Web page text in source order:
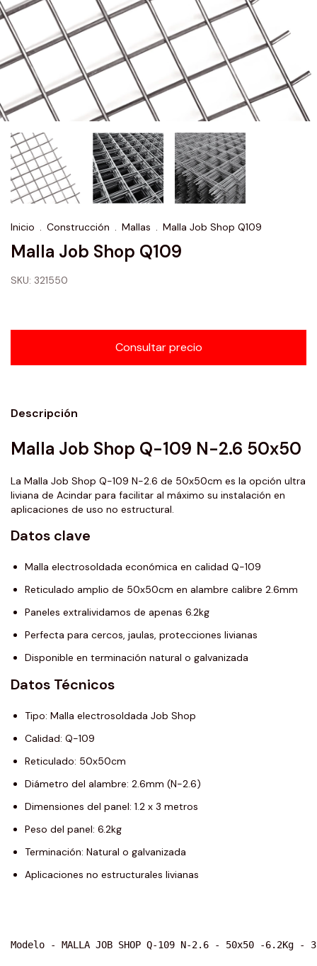
Inicio . Construcción . Mallas . Malla Job Shop Q109
Malla Job Shop Q109
SKU: 321550
Descripción
Malla Job Shop Q-109 N-2.6 50x50
La Malla Job Shop Q-109 N-2.6 de 50x50cm es la opción ultra
liviana de Acindar para facilitar al máximo su instalación en
aplicaciones de uso no estructural.
Datos clave
Malla electrosoldada económica en calidad Q-109
Reticulado amplio de 50x50cm en alambre calibre 2.6mm
Paneles extralividamos de apenas 6.2kg
Perfecta para cercos, jaulas, protecciones livianas
Disponible en terminación natural o galvanizada
Datos Técnicos
Tipo: Malla electrosoldada Job Shop
Calidad: Q-109
Reticulado: 50x50cm
Diámetro del alambre: 2.6mm (N-2.6)
Dimensiones del panel: 1.2 x 3 metros
Peso del panel: 6.2kg
Terminación: Natural o galvanizada
Aplicaciones no estructurales livianas
Modelo - MALLA JOB SHOP Q-109 N-2.6 - 50x50 -6.2Kg -